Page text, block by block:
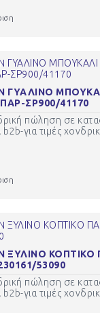
ΓΥΑΛΙΝΟ
ΣΡ900/41170
πώληση σε
για τιμές
ΞΥΛΙΝΟ ΚΟΠΤΙΚΟ
53090
πώληση σε
για τιμές